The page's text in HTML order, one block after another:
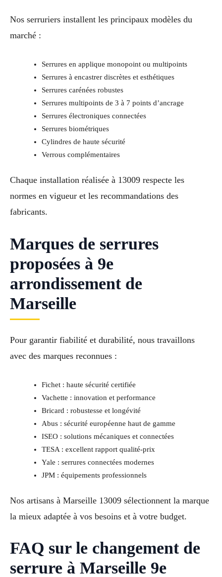
Nos serruriers installent les principaux modèles du
marché :
Serrures en applique monopoint ou multipoints
Serrures à encastrer discrètes et esthétiques
Serrures carénées robustes
Serrures multipoints de 3 à 7 points d’ancrage
Serrures électroniques connectées
Serrures biométriques
Cylindres de haute sécurité
Verrous complémentaires
Chaque installation réalisée à 13009 respecte les
normes en vigueur et les recommandations des
fabricants.
Marques de serrures
proposées à 9e
arrondissement de
Marseille
Pour garantir fiabilité et durabilité, nous travaillons
avec des marques reconnues :
Fichet : haute sécurité certifiée
Vachette : innovation et performance
Bricard : robustesse et longévité
Abus : sécurité européenne haut de gamme
ISEO : solutions mécaniques et connectées
TESA : excellent rapport qualité-prix
Yale : serrures connectées modernes
JPM : équipements professionnels
Nos artisans à Marseille 13009 sélectionnent la marque
la mieux adaptée à vos besoins et à votre budget.
FAQ sur le changement de
serrure à Marseille 9e